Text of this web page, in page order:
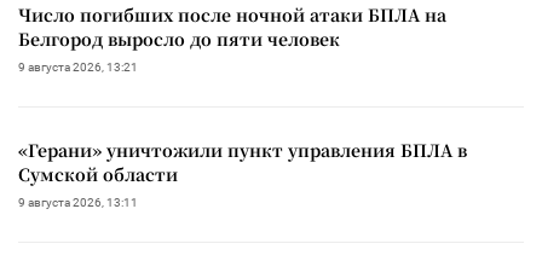
Число погибших после ночной атаки БПЛА на
Белгород выросло до пяти человек
9 августа 2026, 13:21
«Герани» уничтожили пункт управления БПЛА в
Сумской области
9 августа 2026, 13:11